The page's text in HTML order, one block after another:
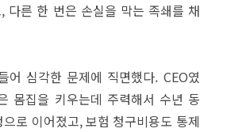
다른 한 번은 손실을 막는 족쇄를 채
어 심각한 문제에 직면했다. CEO였
몸집을 키우는데 주력해서 수년 동
로 이어졌고, 보험 청구비용도 통제